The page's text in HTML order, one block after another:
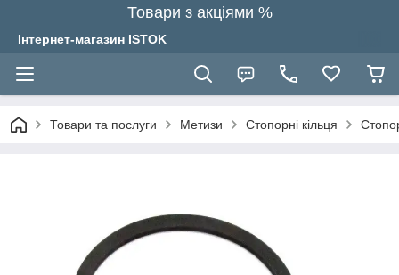
Товари з акціями %
Інтернет-магазин ISTOK
Товари та послуги Метизи Стопорні кільця